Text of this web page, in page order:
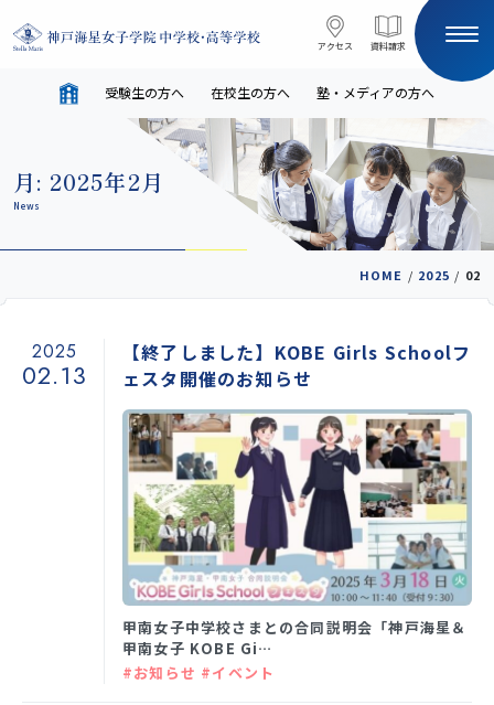
アクセス 資料請求
アクセス 資料請求
HOME
在校生の方へ
受験生の方へ 在校生の方へ 塾・メディアの方へ
月: 2025年2月
News
HOME / 2025 / 02
2025
02.13
【終了しました】KOBE Girls Schoolフ
ェスタ開催のお知らせ
甲南女子中学校さまとの合同説明会「神戸海星＆
甲南女子 KOBE Gi…
#お知らせ #イベント